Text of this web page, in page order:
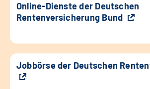
Online-Dienste der Deutschen
Rentenversicherung Bund
Jobbörse der Deutschen